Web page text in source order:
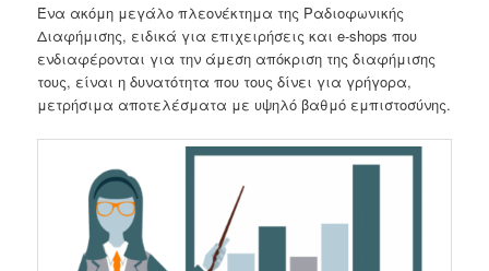
Ένα ακόμη μεγάλο πλεονέκτημα της Ραδιοφωνικής
Διαφήμισης, ειδικά για επιχειρήσεις και e-shops που
ενδιαφέρονται για την άμεση απόκριση της διαφήμισης
τους, είναι η δυνατότητα που τους δίνει για γρήγορα,
μετρήσιμα αποτελέσματα με υψηλό βαθμό εμπιστοσύνης.